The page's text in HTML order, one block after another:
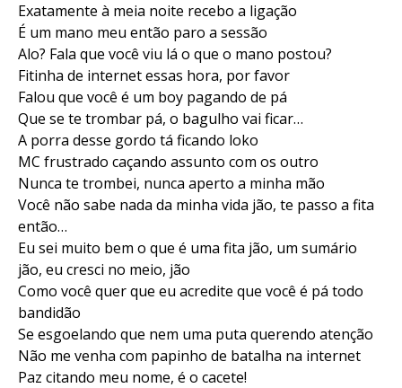
Exatamente à meia noite recebo a ligação
É um mano meu então paro a sessão
Alo? Fala que você viu lá o que o mano postou?
Fitinha de internet essas hora, por favor
Falou que você é um boy pagando de pá
Que se te trombar pá, o bagulho vai ficar…
A porra desse gordo tá ficando loko
MC frustrado caçando assunto com os outro
Nunca te trombei, nunca aperto a minha mão
Você não sabe nada da minha vida jão, te passo a fita
então…
Eu sei muito bem o que é uma fita jão, um sumário
jão, eu cresci no meio, jão
Como você quer que eu acredite que você é pá todo
bandidão
Se esgoelando que nem uma puta querendo atenção
Não me venha com papinho de batalha na internet
Paz citando meu nome, é o cacete!